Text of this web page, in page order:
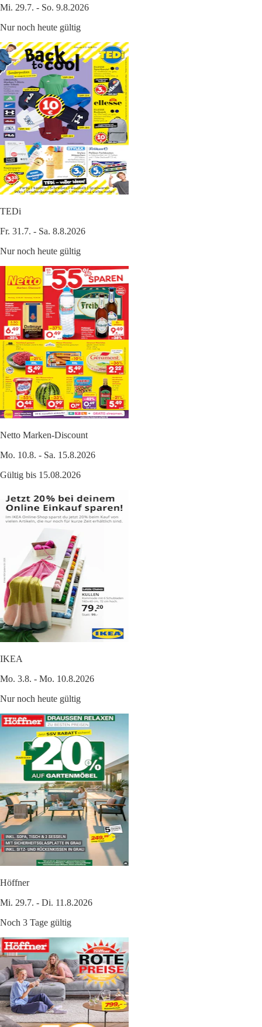
Mi. 29.7. - So. 9.8.2026
Nur noch heute gültig
TEDi
Fr. 31.7. - Sa. 8.8.2026
Nur noch heute gültig
Netto Marken-Discount
Mo. 10.8. - Sa. 15.8.2026
Gültig bis 15.08.2026
IKEA
Mo. 3.8. - Mo. 10.8.2026
Nur noch heute gültig
Höffner
Mi. 29.7. - Di. 11.8.2026
Noch 3 Tage gültig